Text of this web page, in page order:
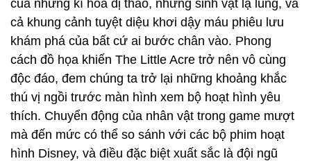
của những kì hoa dị thảo, những sinh vật lạ lùng, và
cả khung cảnh tuyệt diệu khơi dậy máu phiêu lưu
khám phá của bất cứ ai bước chân vào. Phong
cách đồ họa khiến The Little Acre trở nên vô cùng
độc đáo, đem chúng ta trở lại những khoảng khắc
thú vị ngồi trước màn hình xem bộ hoạt hình yêu
thích. Chuyển động của nhân vật trong game mượt
mà đến mức có thể so sánh với các bộ phim hoạt
hình Disney, và điều đặc biệt xuất sắc là đội ngũ